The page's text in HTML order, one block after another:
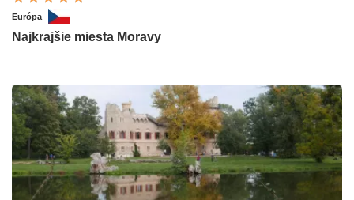
Európa
Najkrajšie miesta Moravy